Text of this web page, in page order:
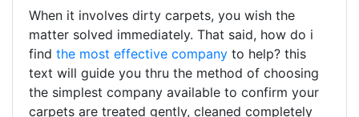
When it involves dirty carpets, you wish the
matter solved immediately. That said, how do i
find the most effective company to help? this
text will guide you thru the method of choosing
the simplest company available to confirm your
carpets are treated gently, cleaned completely